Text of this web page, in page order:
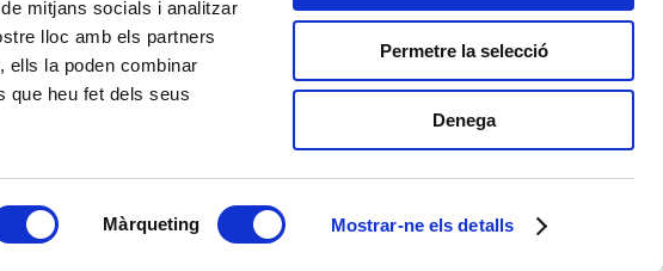
mitjans socials i analitzar
lloc amb els partners
ells la poden combinar
que heu fet dels seus
Màrqueting Mostrar-ne els detalls
Permetre la selecció
Denega
DE BLANES
de cookies